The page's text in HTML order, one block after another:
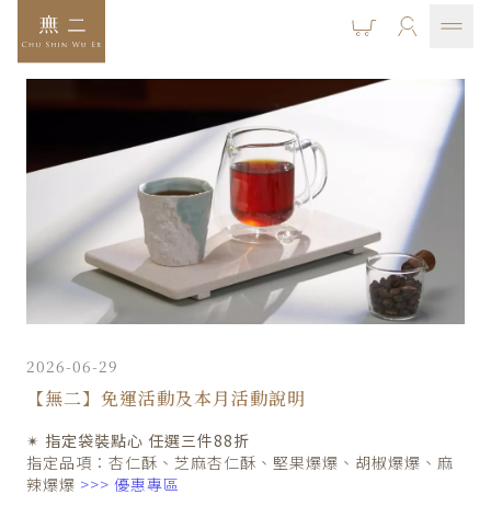
2026-06-29
【無二】免運活動及本月活動說明
✴ 指定袋裝點心 任選三件88折
指定品項：杏仁酥、芝麻杏仁酥、堅果爆爆、胡椒爆爆、麻
辣爆爆 >>> 優惠專區